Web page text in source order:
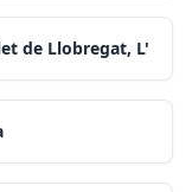
de Llobregat, L'